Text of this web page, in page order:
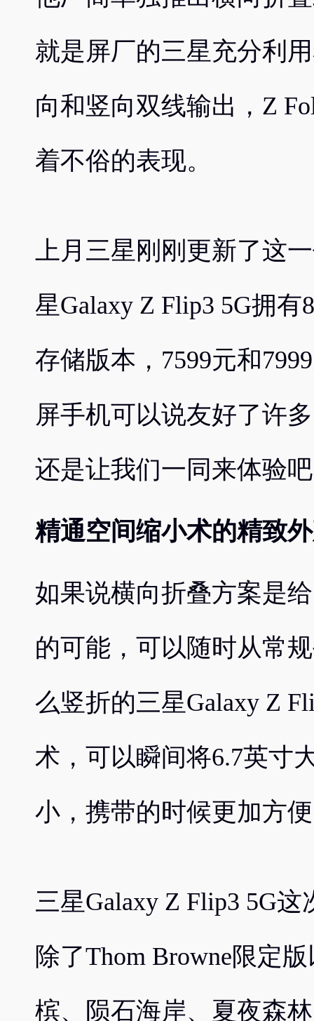
就是屏厂的三星充分利
向和竖向双线输出，Z
着不俗的表现。
上月三星刚刚更新了这
星Galaxy Z Flip3 5G拥有
存储版本，7599元和
屏手机可以说友好了许
还是让我们一同来体验
精通空间缩小术的精致
如果说横向折叠方案是
的可能，可以随时从常
么竖折的三星Galaxy Z
术，可以瞬间将6.7英寸
小，携带的时候更加方
三星Galaxy Z Flip3 5G
除了Thom Browne限定
槟、陨石海岸、夏夜森